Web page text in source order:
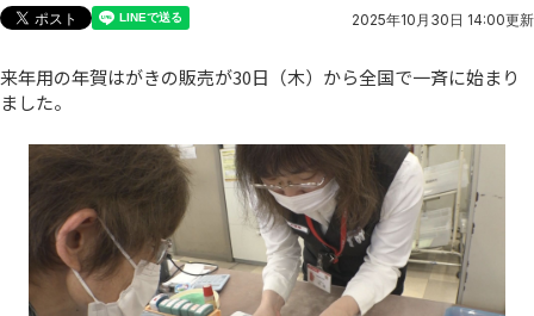
2025年10月30日 14:00更新
来年用の年賀はがきの販売が30日（木）から全国で一斉に始まり
ました。